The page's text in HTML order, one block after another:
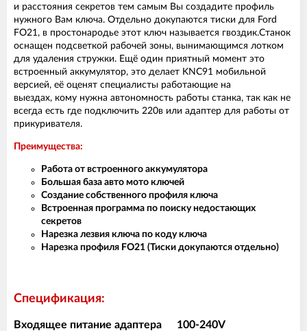
и расстояния секретов тем самым Вы создадите профиль
нужного Вам ключа. Отдельно докупаются тиски для Ford
FO21, в простонародье этот ключ называется гвоздик.Станок
оснащен подсветкой рабочей зоны, вынимающимся лотком
для удаления стружки. Ещё один приятный момент это
встроенный аккумулятор, это делает KNC91 мобильной
версией, её оценят специалисты работающие на
выездах, кому нужна автономность работы станка, так как не
всегда есть где подключить 220в или адаптер для работы от
прикуривателя.
Преимущества:
Работа от встроенного аккумулятора
Большая база авто мото ключей
Создание собственного профиля ключа
Встроенная программа по поиску недостающих
секретов
Нарезка лезвия ключа по коду ключа
Нарезка профиля FO21 (Тиски докупаются отдельно)
Спецификация:
Входящее питание адаптера
100-240V